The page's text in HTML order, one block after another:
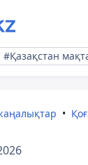
#Қазақстан